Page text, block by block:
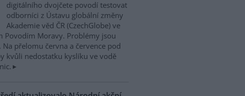
digitálního dvojčete povodí testovat
odborníci z Ústavu globální změny
Akademie věd ČR (CzechGlobe) ve
Povodím Moravy. Problémy jsou
přelomu června a července pod
kvůli nedostatku kyslíku ve vodě